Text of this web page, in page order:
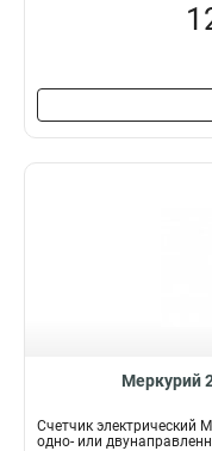
Меркурий
Счетчик электрический
одно- или